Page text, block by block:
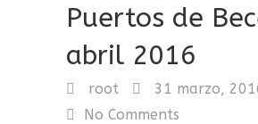
Puertos de
abril 2016
root
31 marzo,
No Comments